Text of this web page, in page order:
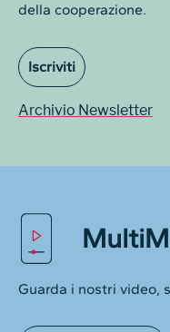
della cooperazione.
Iscriviti
Archivio Newsletter
Guarda i nostri video,